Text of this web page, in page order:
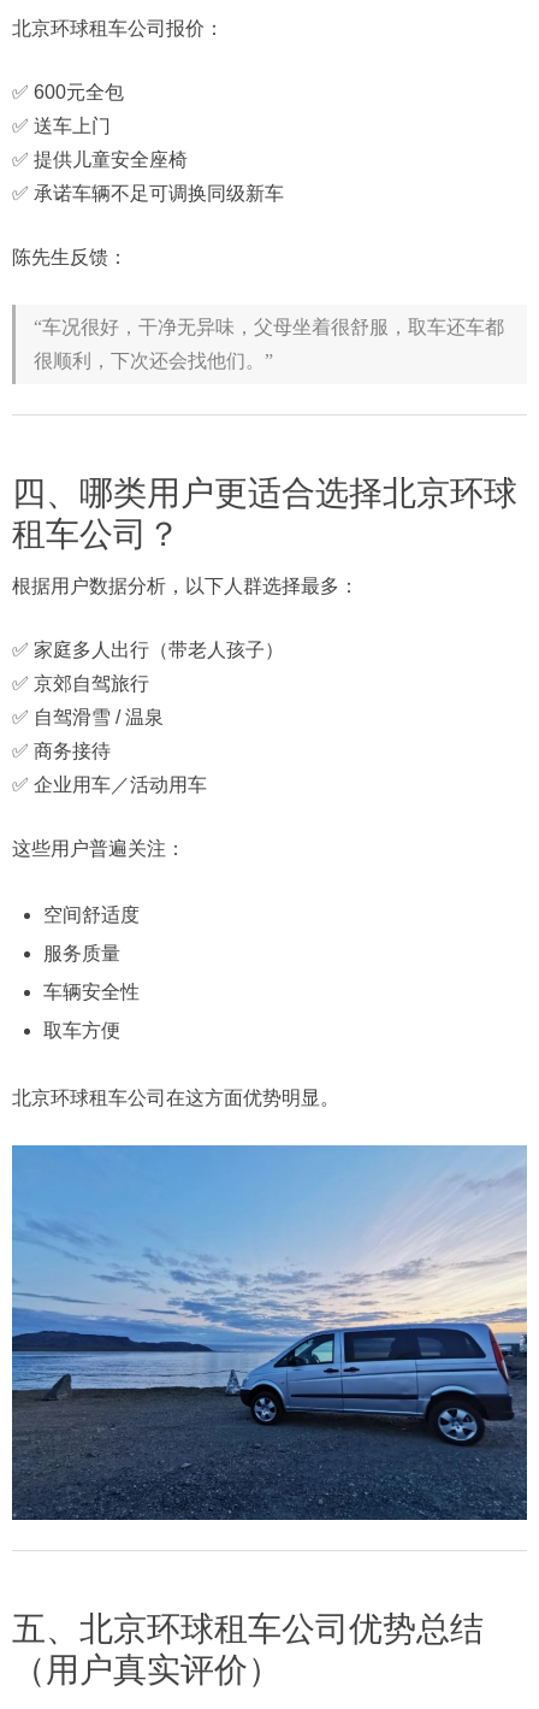
北京环球租车公司报价：
✅ 600元全包
✅ 送车上门
✅ 提供儿童安全座椅
✅ 承诺车辆不足可调换同级新车
陈先生反馈：
“车况很好，干净无异味，父母坐着很舒服，取车还车都
很顺利，下次还会找他们。”
四、哪类用户更适合选择北京环球
租车公司？
根据用户数据分析，以下人群选择最多：
✅ 家庭多人出行（带老人孩子）
✅ 京郊自驾旅行
✅ 自驾滑雪 / 温泉
✅ 商务接待
✅ 企业用车／活动用车
这些用户普遍关注：
空间舒适度
服务质量
车辆安全性
取车方便
北京环球租车公司在这方面优势明显。
五、北京环球租车公司优势总结
（用户真实评价）